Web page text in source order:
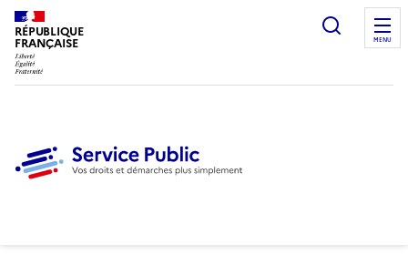
RÉPUBLIQUE
FRANÇAISE
Ouvrir
MENU